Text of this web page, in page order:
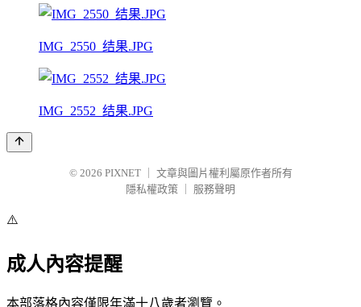
IMG_2550_结果.JPG
IMG_2552_结果.JPG
© 2026 PIXNET
文章與圖片權利屬原作者所有
隱私權政策
服務聲明
⚠️
成人內容提醒
本部落格內容僅限年滿十八歲者瀏覽。